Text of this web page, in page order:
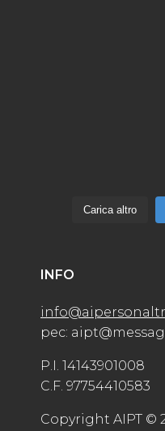
Carica altro
INFO
pec:
P.I. 14143901008
C.F. 97754410583
Copyright AIPT ©